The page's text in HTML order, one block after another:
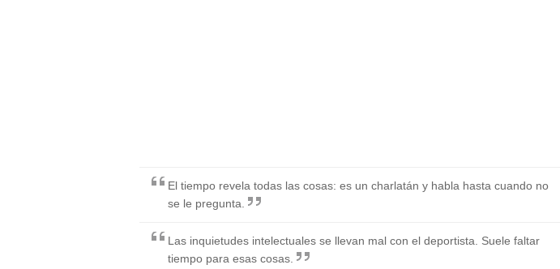
El tiempo revela todas las cosas: es un charlatán y habla hasta cuando no
se le pregunta.
Las inquietudes intelectuales se llevan mal con el deportista. Suele faltar
tiempo para esas cosas.